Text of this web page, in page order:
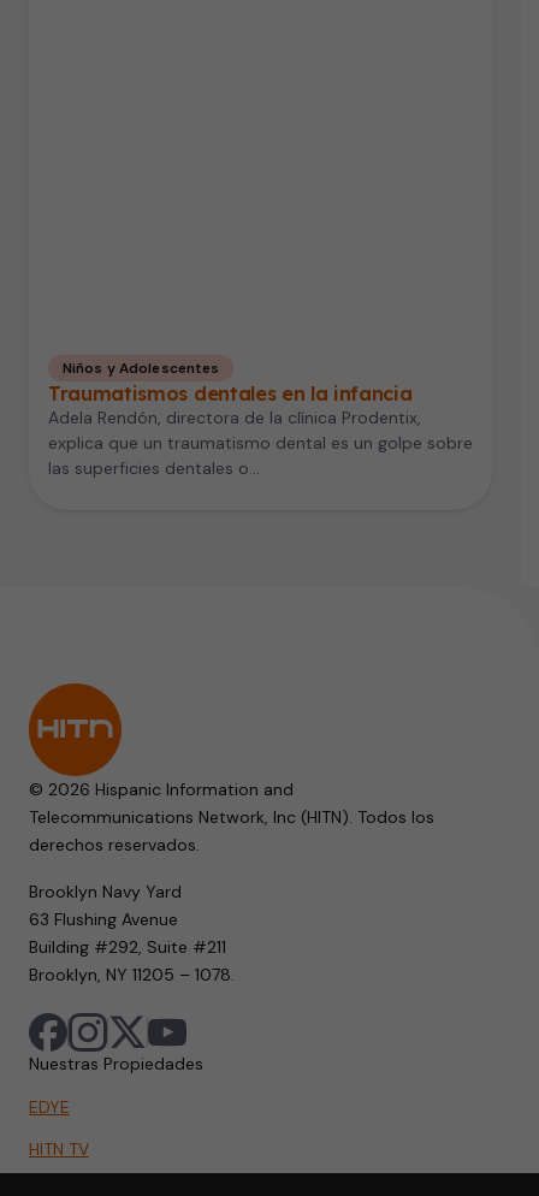
Niños y Adolescentes
Traumatismos dentales en la infancia
Adela Rendón, directora de la clínica Prodentix,
explica que un traumatismo dental es un golpe sobre
las superficies dentales o…
© 2026 Hispanic Information and
Telecommunications Network, Inc (HITN). Todos los
derechos reservados.
Brooklyn Navy Yard
63 Flushing Avenue
Building #292, Suite #211
Brooklyn, NY 11205 – 1078.
Nuestras Propiedades
EDYE
HITN TV